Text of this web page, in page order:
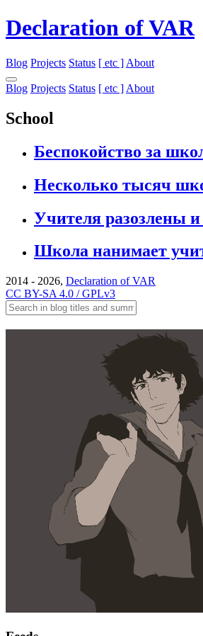
Declaration of VAR
Blog Projects Status [ etc ] About
Blog Projects Status [ etc ] About
School
Беспокойство за
Несколько тысяч
Учителя разозлены
Школа нанимает
2014 - 2026, Declaration of VAR
CC BY-SA 4.0 / GPLv3